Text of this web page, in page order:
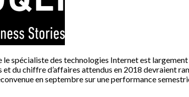
spécialiste des technologies Internet est
du chiffre d’affaires attendus en 2018 devraient
en septembre sur une performance